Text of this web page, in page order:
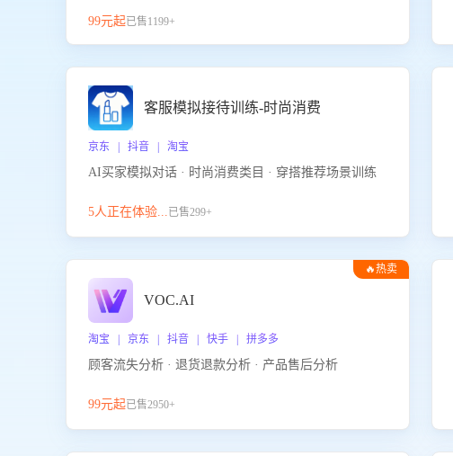
提升客服团队的销服能力。
99元起已售1199+
客服模拟接待训练-时尚消费
京东 | 抖音 | 淘宝
AI买家模拟对话 · 时尚消费类目 · 穿搭推荐场景训练
5人正在体验...已售299+
🔥热卖
VOC.AI
淘宝 | 京东 | 抖音 | 快手 | 拼多多
顾客流失分析 · 退货退款分析 · 产品售后分析
99元起已售2950+